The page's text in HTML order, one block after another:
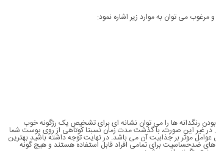
می توان به موارد زیر اشاره نمود:
رنگدانه ها را می توان نشانه ای برای تشخیص یک رژگونه خوب
در غیر این صورت، با گذشت مدت زمان نسبتا کوتاهی از روی پوست شما
موثر بر جذابیت آن می باشد. در نهایت توجه داشته باشید بهترین
های ضدحساسیت برای تمامی افراد قابل استفاده هستند و هیچ گونه